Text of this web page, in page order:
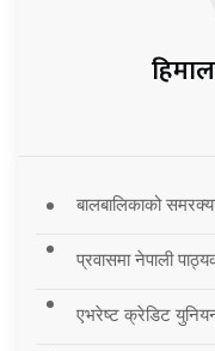
बालबालिकाको
प्रवासमा नेपाली
एभरेष्ट क्रेडिट